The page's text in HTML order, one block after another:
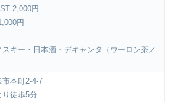
2,000円
円
キー・日本酒・デキャンタ（ウーロン茶／
市本町2-4-7
徒歩5分